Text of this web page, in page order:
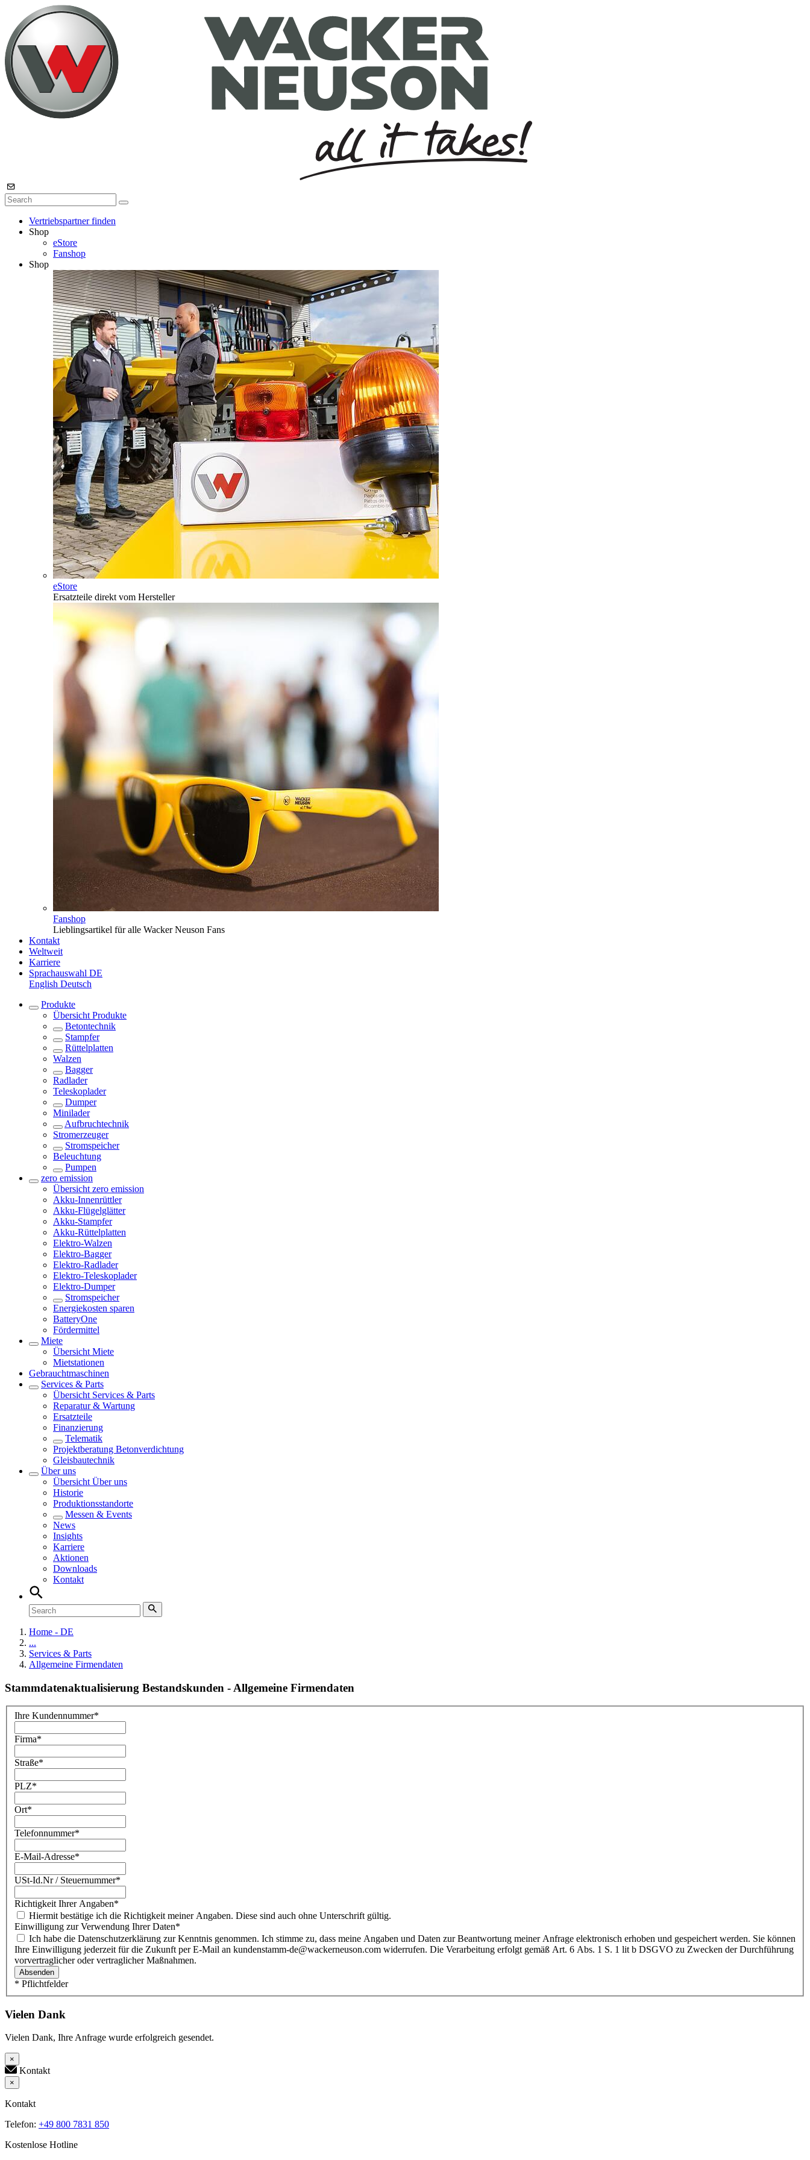
Vertriebspartner finden
Shop
eStore
Fanshop
Shop
eStore
Ersatzteile direkt vom Hersteller
Fanshop
Lieblingsartikel für alle Wacker Neuson Fans
Kontakt
Weltweit
Karriere
Sprachauswahl DE
English Deutsch
Produkte
Übersicht Produkte
Betontechnik
Stampfer
Rüttelplatten
Walzen
Bagger
Radlader
Teleskoplader
Dumper
Minilader
Aufbruchtechnik
Stromerzeuger
Stromspeicher
Beleuchtung
Pumpen
zero emission
Übersicht zero emission
Akku-Innenrüttler
Akku-Flügelglätter
Akku-Stampfer
Akku-Rüttelplatten
Elektro-Walzen
Elektro-Bagger
Elektro-Radlader
Elektro-Teleskoplader
Elektro-Dumper
Stromspeicher
Energiekosten sparen
BatteryOne
Fördermittel
Miete
Übersicht Miete
Mietstationen
Gebrauchtmaschinen
Services & Parts
Übersicht Services & Parts
Reparatur & Wartung
Ersatzteile
Finanzierung
Telematik
Projektberatung Betonverdichtung
Gleisbautechnik
Über uns
Übersicht Über uns
Historie
Produktionsstandorte
Messen & Events
News
Insights
Karriere
Aktionen
Downloads
Kontakt
Home - DE
...
Services & Parts
Allgemeine Firmendaten
Stammdatenaktualisierung Bestandskunden - Allgemeine Firmendaten
Ihre Kundennummer*
Firma*
Straße*
PLZ*
Ort*
Telefonnummer*
E-Mail-Adresse*
USt-Id.Nr / Steuernummer*
Richtigkeit Ihrer Angaben*
Hiermit bestätige ich die Richtigkeit meiner Angaben. Diese sind auch ohne Unterschrift gültig.
Einwilligung zur Verwendung Ihrer Daten*
Ihre Einwilligung jederzeit für die Zukunft per E-Mail an kundenstamm-de@wackerneuson.com widerrufen. Die Verarbeitung erfolgt gemäß Art. 6 Abs. 1 S. 1 lit b DSGVO zu Zwecken der Durchführung
vorvertraglicher oder vertraglicher Maßnahmen.
Absenden
* Pflichtfelder
Vielen Dank
Vielen Dank, Ihre Anfrage wurde erfolgreich gesendet.
×
Kontakt
×
Kontakt
Telefon: +49 800 7831 850
Kostenlose Hotline